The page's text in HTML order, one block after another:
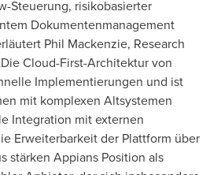
Steuerung, risikobasierter
Dokumentenmanagement
Phil Mackenzie, Research
Cloud-First-Architektur von
Implementierungen und ist
mit komplexen Altsystemen
Integration mit externen
Erweiterbarkeit der Plattform über
stärken Appians Position als